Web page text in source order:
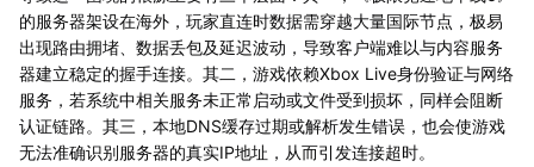
的服务器架设在海外，玩家直连时数据需穿越大量国际节点，极易
出现路由拥堵、数据丢包及延迟波动，导致客户端难以与内容服务
器建立稳定的握手连接。其二，游戏依赖Xbox Live身份验证与网络
服务，若系统中相关服务未正常启动或文件受到损坏，同样会阻断
认证链路。其三，本地DNS缓存过期或解析发生错误，也会使游戏
无法准确识别服务器的真实IP地址，从而引发连接超时。